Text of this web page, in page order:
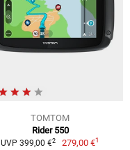
TOMTOM
Rider 550
UVP 399,00 €2 279,00 €1